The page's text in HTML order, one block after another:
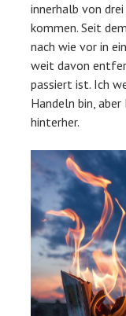
innerhalb von
kommen. Seit
nach wie vor in
weit davon
passiert ist. Ich
Handeln bin,
hinterher.